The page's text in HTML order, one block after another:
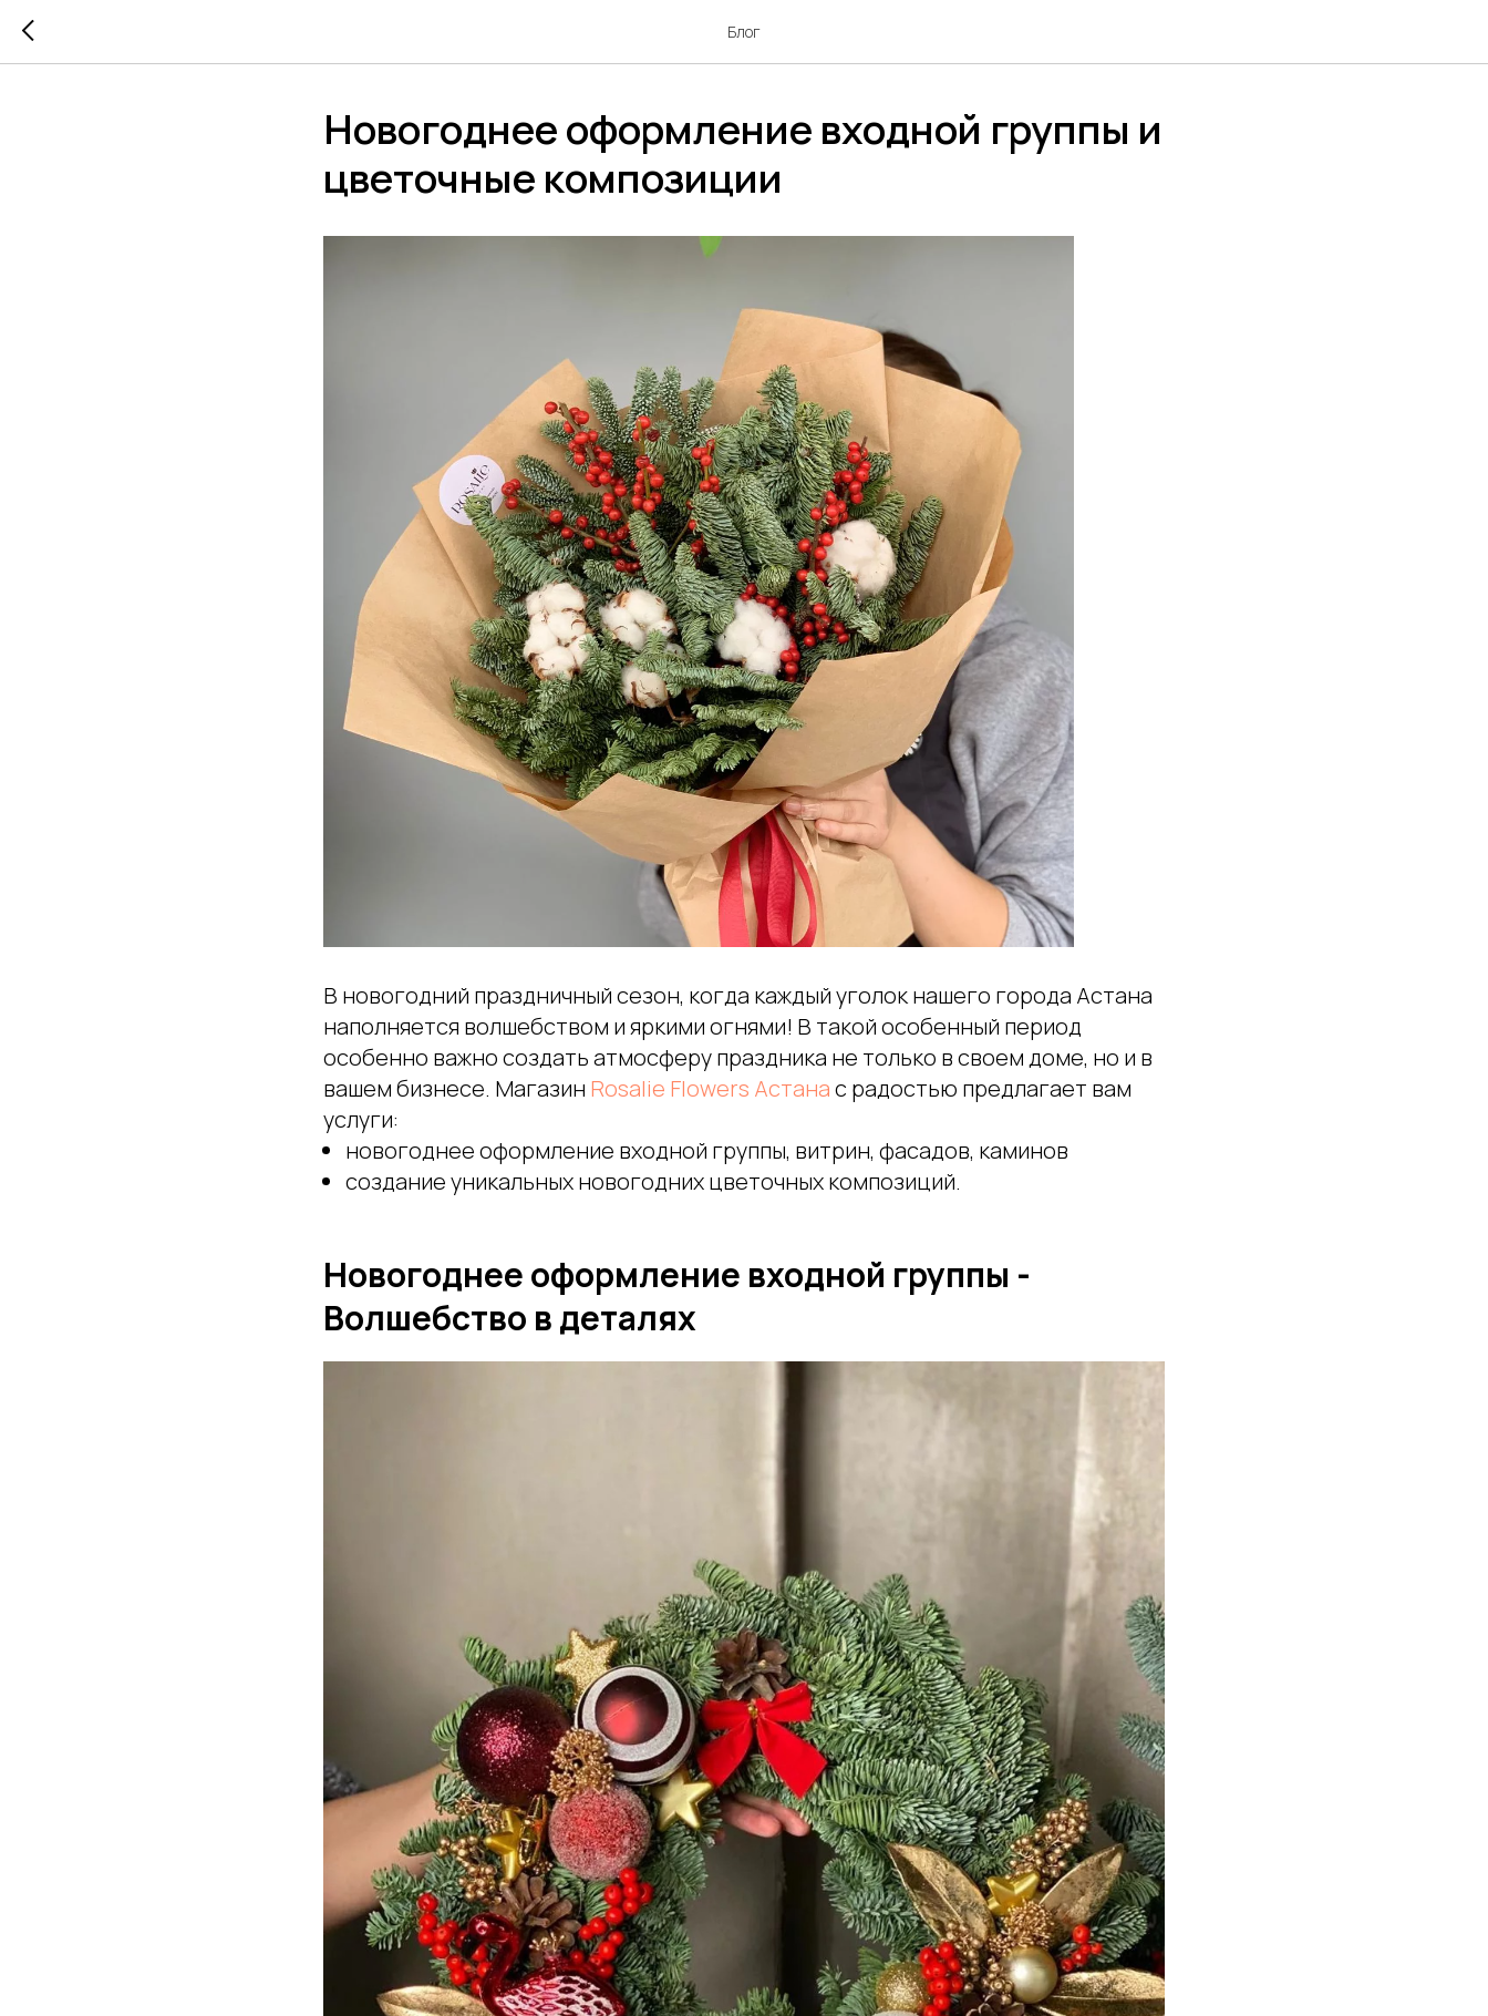
Блог
Новогоднее оформление входной группы и
цветочные композиции
В новогодний праздничный сезон, когда каждый уголок нашего города Астана
наполняется волшебством и яркими огнями! В такой особенный период
особенно важно создать атмосферу праздника не только в своем доме, но и в
вашем бизнесе. Магазин Rosalie Flowers Астанас радостью предлагает вам
услуги:
новогоднее оформление входной группы, витрин, фасадов, каминов
создание уникальных новогодних цветочных композиций.
Новогоднее оформление входной группы -
Волшебство в деталях